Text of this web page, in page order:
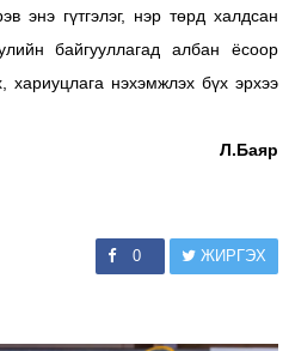
энэ гүтгэлэг, нэр төрд халдсан
байгууллагад албан ёсоор
хариуцлага нэхэмжлэх бүх эрхээ
Л.Баяр
0 ЖИРГЭХ